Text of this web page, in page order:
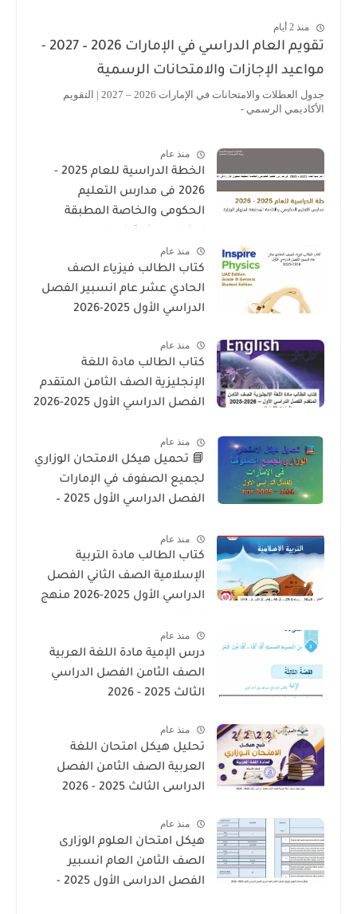
تقويم العام الدراسي في الإمارات 2026 – 2027 -
الإجازات والامتحانات الرسمية
جدول العطلات والامتحانات في الإمارات 2026 – 2027 | التقويم
الرسمي -
منذ عام
الخطة الدراسية للعام 2025 -
2026 فى مدارس التعليم
الحكومى والخاصة المطبقة
منذ عام
كتاب الطالب فيزياء الصف
الحادي عشر عام انسبير الفصل
الدراسي الأول 2025-2026
منذ عام
كتاب الطالب مادة اللغة
الإنجليزية الصف الثامن المتقدم
الفصل الدراسي الأول 2025-2026
منذ عام
📘 تحميل هيكل الامتحان الوزاري
لجميع الصفوف في الإمارات
الفصل الدراسي الأول 2025 –
منذ عام
كتاب الطالب مادة التربية
الإسلامية الصف الثاني الفصل
الدراسي الأول 2025-2026 منهج
منذ عام
درس الإمية مادة اللغة العربية
الصف الثامن الفصل الدراسي
الثالث 2025 - 2026
منذ عام
تحليل هيكل امتحان اللغة
العربية الصف الثامن الفصل
الدراسى الثالث 2025 - 2026
منذ عام
هيكل امتحان العلوم الوزارى
الصف الثامن العام انسبير
الفصل الدراسى الأول 2025 -